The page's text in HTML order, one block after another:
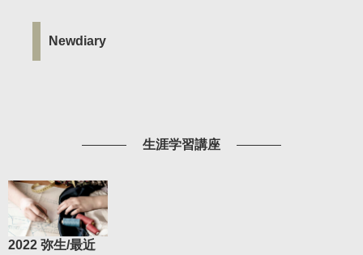
Newdiary
生涯学習講座
2022 弥生/最近